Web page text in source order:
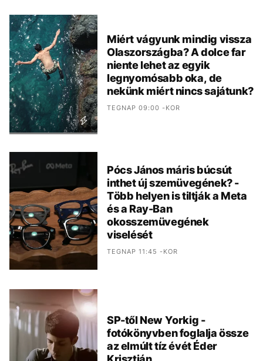
Miért vágyunk mindig vissza
Olaszországba? A dolce far
niente lehet az egyik
legnyomósabb oka, de
nekünk miért nincs sajátunk?
TEGNAP 09:00 -KOR
Pócs János máris búcsút
inthet új szemüvegének? -
Több helyen is tiltják a Meta
és a Ray-Ban
okosszemüvegének
viselését
TEGNAP 11:45 -KOR
SP-től New Yorkig -
fotókönyvben foglalja össze
az elmúlt tíz évét Éder